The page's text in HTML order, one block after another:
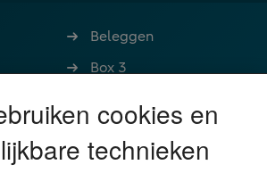
Beleggen
Box 3
Nalatenschap
Schenken
cookies en
technieken